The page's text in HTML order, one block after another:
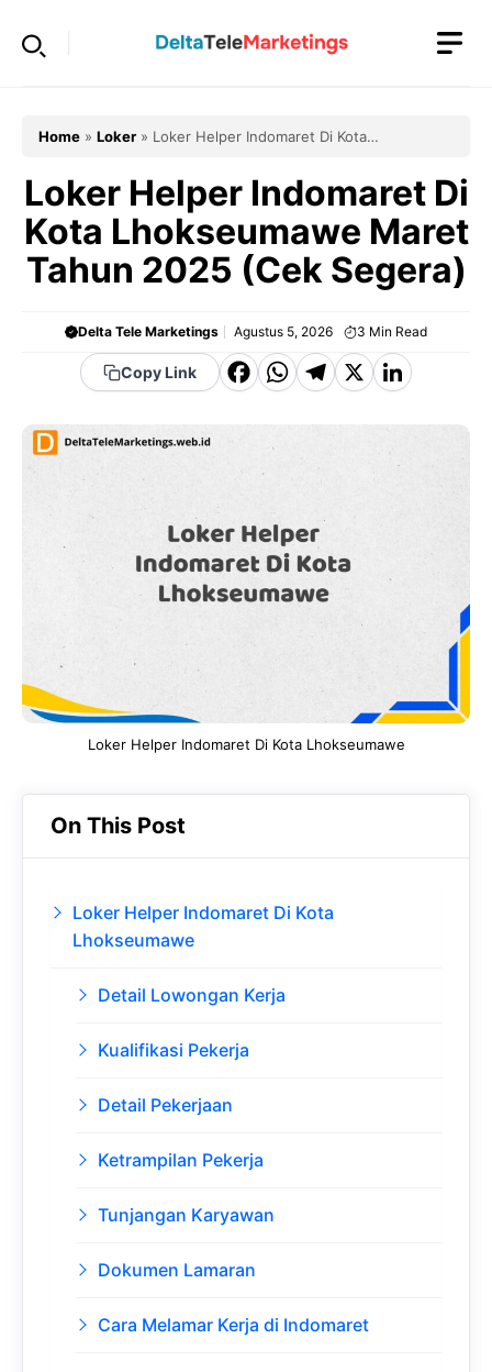
Home » Loker » Loker Helper Indomaret Di Kota
Loker Helper Indomaret Di
Kota Lhokseumawe Maret
Tahun 2025 (Cek Segera)
Delta Tele Marketings Agustus 5, 2026 3 Min Read
Copy Link
F
e
b
o
o
W
a
t
s
A
p
T
g
a
m
X Li
k
e
Loker Helper Indomaret Di Kota Lhokseumawe
On This Post
Loker Helper Indomaret Di Kota
Lhokseumawe
Detail Lowongan Kerja
Kualifikasi Pekerja
Detail Pekerjaan
Ketrampilan Pekerja
Tunjangan Karyawan
Dokumen Lamaran
Cara Melamar Kerja di Indomaret